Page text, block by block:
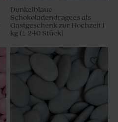
Dunkelblaue
Schokoladendragees als
Gastgeschenk zur Hochzeit 1
kg (± 240 Stück)